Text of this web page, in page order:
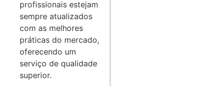
profissionais estejam
sempre atualizados
com as melhores
práticas do mercado,
oferecendo um
serviço de qualidade
superior.